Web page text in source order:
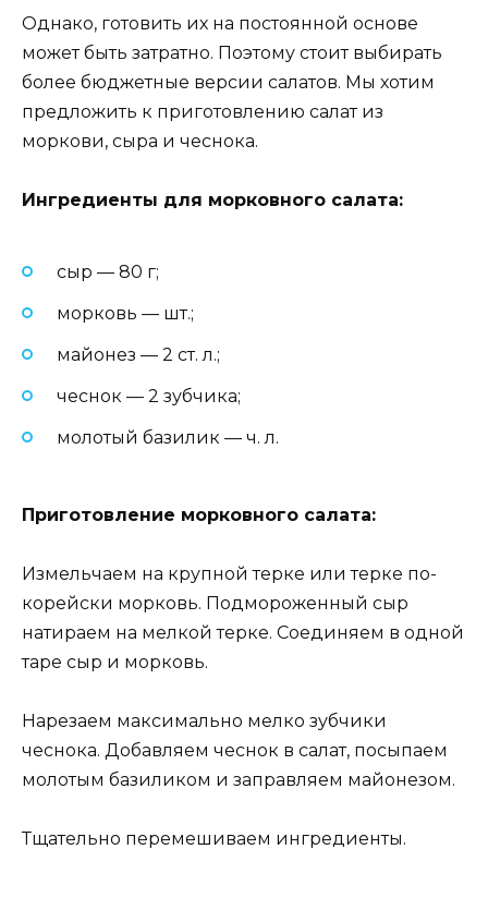
Однако, готовить их на постоянной основе
может быть затратно. Поэтому стоит выбирать
более бюджетные версии салатов. Мы хотим
предложить к приготовлению салат из
моркови, сыра и чеснока.
Ингредиенты для морковного салата:
сыр — 80 г;
морковь — шт.;
майонез — 2 ст. л.;
чеснок — 2 зубчика;
молотый базилик — ч. л.
Приготовление морковного салата:
Измельчаем на крупной терке или терке по-
корейски морковь. Подмороженный сыр
натираем на мелкой терке. Соединяем в одной
таре сыр и морковь.
Нарезаем максимально мелко зубчики
чеснока. Добавляем чеснок в салат, посыпаем
молотым базиликом и заправляем майонезом.
Тщательно перемешиваем ингредиенты.